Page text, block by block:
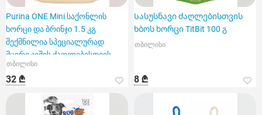
Purina ONE Mini საქონლის
ხორცი და ბრინჯი 1.5 კგ
შექმნილია სპეციალურად
მცირე ჯიშის ძაღლებისთვის
თბილისი
32 ₾
Სასუსნავი ძაღლებისთვის
ხბოს ხორცი TitBit 100 გ
თბილისი
8 ₾